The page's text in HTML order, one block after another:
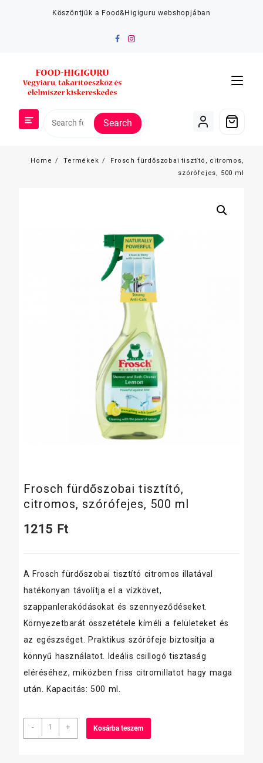
Köszöntjük a Food&Higiguru webshopjában
Search
Home Termékek
Frosch fürdőszobai tisztító, citromos,
szórófejes, 500 ml
Frosch fürdőszobai tisztító,
citromos, szórófejes, 500 ml
1215 Ft
A Frosch fürdőszobai tisztító citromos illatával
hatékonyan távolítja el a vízkövet,
szappanlerakódásokat és szennyeződéseket.
Környezetbarát összetétele kíméli a felületeket és
az egészséget. Praktikus szórófeje biztosítja a
könnyű használatot. Ideális csillogó tisztaság
eléréséhez, miközben friss citromillatot hagy maga
után. Kapacitás: 500 ml.
-
Frosch
fürdőszobai
+ Kosárba teszem